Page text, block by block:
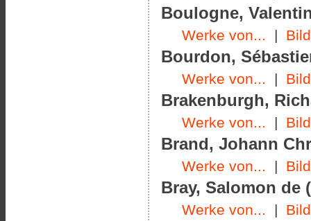
Boulogne,
Werke von... |
Bourdon,
Werke von... |
Brakenburgh,
Werke von... |
Brand, Johann
Werke von... |
Bray, Salomon de
Werke von... |